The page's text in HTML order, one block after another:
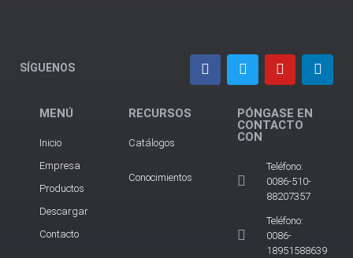
SÍGUENOS
MENÚ
Inicio
Empresa
Productos
Descargar
Contacto
RECURSOS
Catálogos
Conocimientos
PÓNGASE EN
CONTACTO
CON
Teléfono:
0086-510-
88207357
Teléfono:
0086-
18951588639